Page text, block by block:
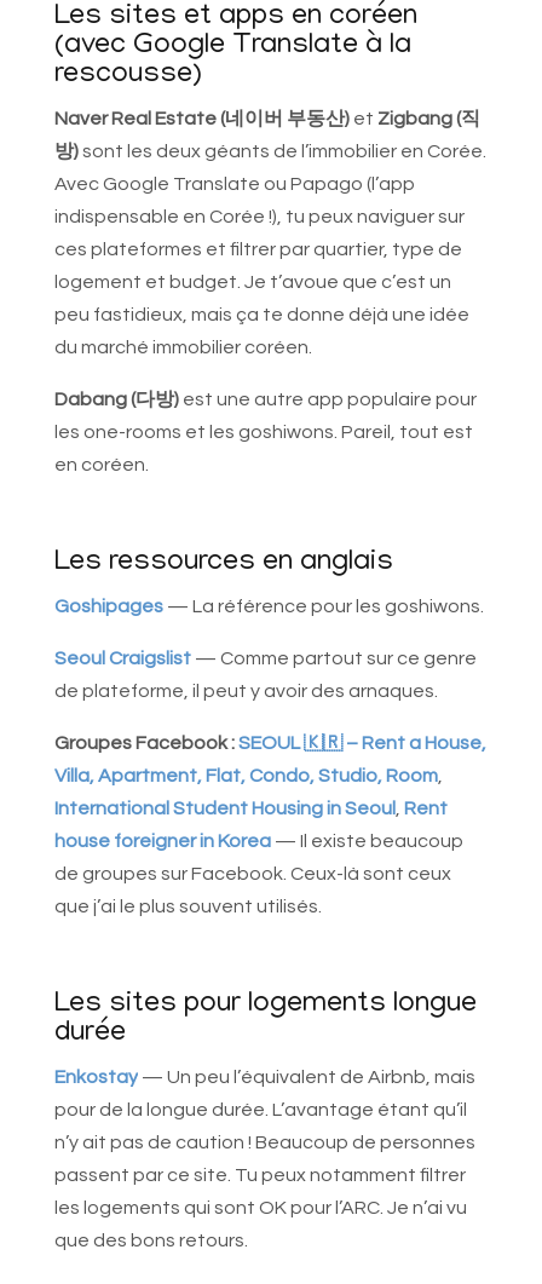
Les sites et apps en coréen
(avec Google Translate à la
rescousse)
Naver Real Estate (네이버 부동산)et Zigbang (직
방)sont les deux géants de l’immobilier en Corée.
Avec Google Translate ou Papago (l’app
indispensable en Corée !), tu peux naviguer sur
ces plateformes et filtrer par quartier, type de
logement et budget. Je t’avoue que c’est un
peu fastidieux, mais ça te donne déjà une idée
du marché immobilier coréen.
Dabang (다방)est une autre app populaire pour
les one-rooms et les goshiwons. Pareil, tout est
en coréen.
Les ressources en anglais
Goshipages— La référence pour les goshiwons.
Seoul Craigslist — Comme partout sur ce genre
de plateforme, il peut y avoir des arnaques.
Groupes Facebook : SEOUL 🇰🇷 – Rent a House,
Villa, Apartment, Flat, Condo, Studio, Room,
International Student Housing in Seoul
Rent
house foreigner in Korea— Il existe beaucoup
de groupes sur Facebook. Ceux-là sont ceux
que j’ai le plus souvent utilisés.
Les sites pour logements longue
durée
Enkostay— Un peu l’équivalent de Airbnb, mais
pour de la longue durée. L’avantage étant qu’il
n’y ait pas de caution ! Beaucoup de personnes
passent par ce site. Tu peux notamment filtrer
les logements qui sont OK pour l’ARC. Je n’ai vu
que des bons retours.